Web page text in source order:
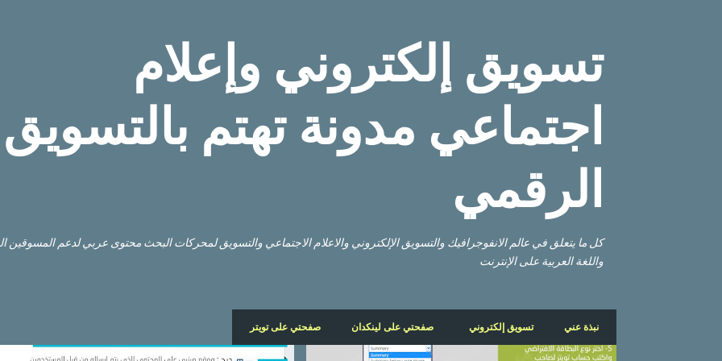
تسويق إلكتروني وإعلام
اجتماعي مدونة تهتم بالتسويق
الرقمي
كل ما يتعلق في عالم الانفوجرافيك والتسويق الإلكتروني والاعلام الاجتماعي والتسويق لمحركات البحث محتوى عربي لدعم المسوقين
واللغة العربية على الإنترنت
نبذة عني تسويق إلكتروني صفحتي على لينكدان صفحتي على تويتر